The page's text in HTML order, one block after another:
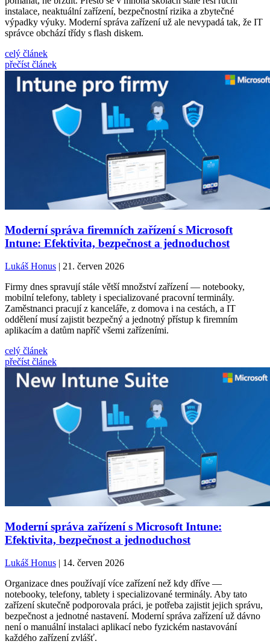
instalace, neaktuální zařízení, bezpečnostní rizika a zbytečné
výpadky výuky. Moderní správa zařízení už ale nevypadá tak, že IT
správce obchází třídy s flash diskem.
celý článek
přečíst článek
Moderní správa firemních zařízení s Microsoft
Intune: Efektivita, bezpečnost a jednoduchost
Lukáš Honus | 21. červen 2026
Firmy dnes spravují stále větší množství zařízení — notebooky,
mobilní telefony, tablety i specializované pracovní terminály.
Zaměstnanci pracují z kanceláře, z domova i na cestách, a IT
oddělení musí zajistit bezpečný a jednotný přístup k firemním
aplikacím a datům napříč všemi zařízeními.
celý článek
přečíst článek
Moderní správa zařízení s Microsoft Intune:
Efektivita, bezpečnost a jednoduchost
Lukáš Honus | 14. červen 2026
Organizace dnes používají více zařízení než kdy dříve —
notebooky, telefony, tablety i specializované terminály. Aby tato
zařízení skutečně podporovala práci, je potřeba zajistit jejich správu,
bezpečnost a jednotné nastavení. Moderní správa zařízení už dávno
není o manuální instalaci aplikací nebo fyzickém nastavování
každého zařízení zvlášť.